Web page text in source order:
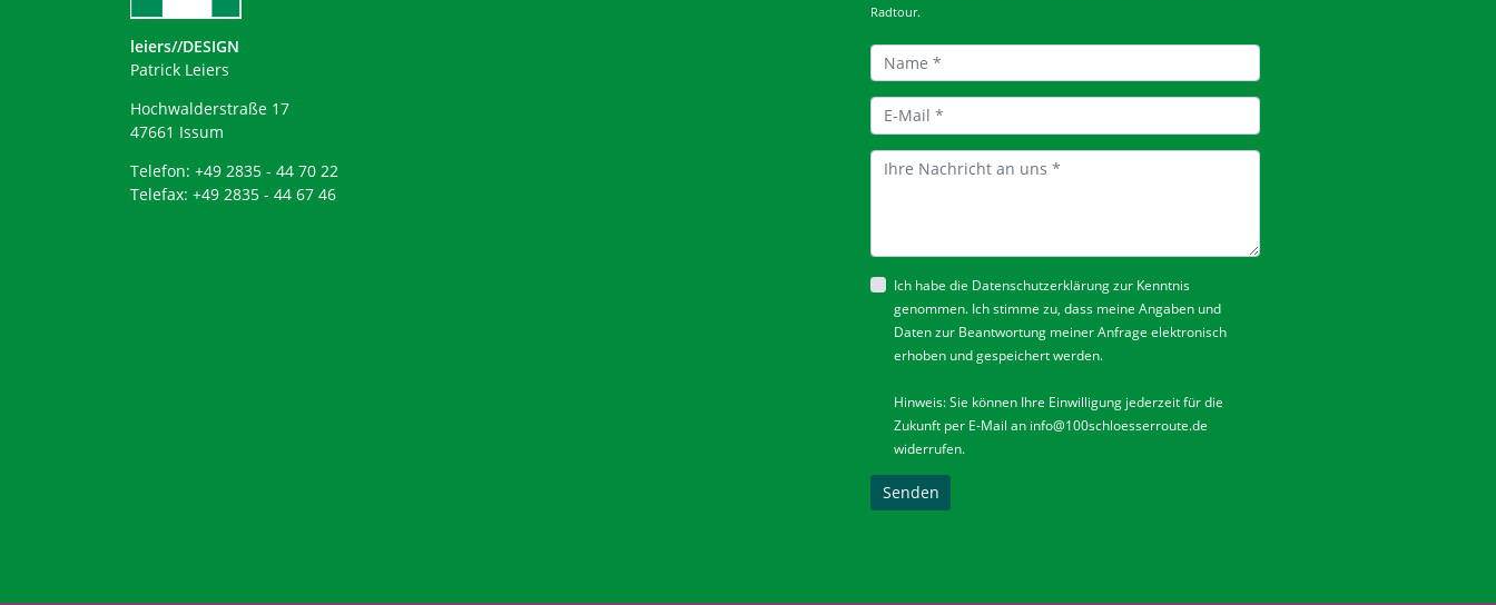
leiers//DESIGN
Patrick Leiers
Hochwalderstraße 17
47661 Issum
Telefon: +49 2835 - 44 70 22
Telefax: +49 2835 - 44 67 46
Radtour.
Ich habe die Datenschutzerklärungzur Kenntnis
genommen. Ich stimme zu, dass meine Angaben und
Daten zur Beantwortung meiner Anfrage elektronisch
erhoben und gespeichert werden.
Hinweis: Sie können Ihre Einwilligung jederzeit für die
Zukunft per E-Mail an info@100schloesserroute.de
widerrufen.
Senden